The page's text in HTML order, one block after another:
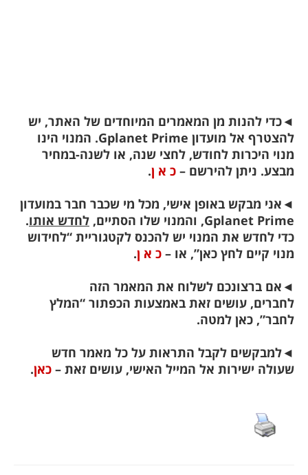
◄כדי להנות מן המאמרים המיוחדים של האתר, יש
להצטרף אל מועדון Gplanet Prime. המנוי הינו
מנוי היכרות לחודש, לחצי שנה, או לשנה-במחיר
מבצע. ניתן להירשם – כ א ן.
◄ אני מבקש באופן אישי, מכל מי שכבר חבר במועדון
Gplanet Prime, והמנוי שלו הסתיים,
לחדש אותו.
כדי לחדש את המנוי יש להכנס לקטגוריית “לחידוש
מנוי קיים לחץ כאן”, או – כ א ן.
◄ אם ברצונכם לשלוח את המאמר הזה
לחברים, עושים זאת באמצעות הכפתור “המלץ
לחבר”, כאן למטה.
◄למבקשים לקבל התראות על כל מאמר חדש
שעולה ישירות אל המייל האישי, עושים זאת – כאן.